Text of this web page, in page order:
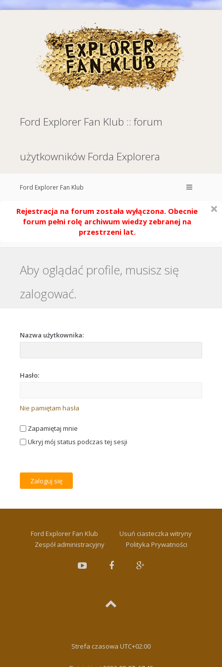
Ford Explorer Fan Klub :: forum
użytkowników Forda Explorera
Ford Explorer Fan Klub
Rejestracja na forum została wyłączona. Obecnie
forum pełni rolę archiwum wiedzy zebranej na
przestrzeni lat.
Aby oglądać profile, musisz się
zalogować.
Nazwa użytkownika:
Hasło:
Nie pamiętam hasła
Zapamiętaj mnie
Ukryj mój status podczas tej sesji
Ford Explorer Fan Klub
Usuń ciasteczka witryny
Zespół administracyjny
Polityka Prywatności
Strefa czasowa UTC+02:00